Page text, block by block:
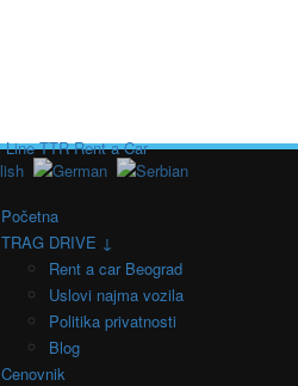
Početna
TRAG DRIVE ↓
Rent a car Beograd
Uslovi najma vozila
Politika privatnosti
Blog
Cenovnik